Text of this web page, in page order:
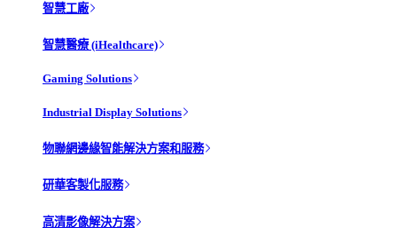
智慧工廠
智慧醫療 (iHealthcare)
Gaming Solutions
Industrial Display Solutions
物聯網邊緣智能解決方案和服務
研華客製化服務
高清影像解決方案